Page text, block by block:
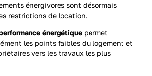
énergivores sont désormais
restrictions de location.
énergétique permet
les points faibles du logement et
vers les travaux les plus